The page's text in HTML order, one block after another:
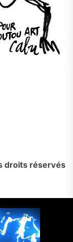
droits réservés